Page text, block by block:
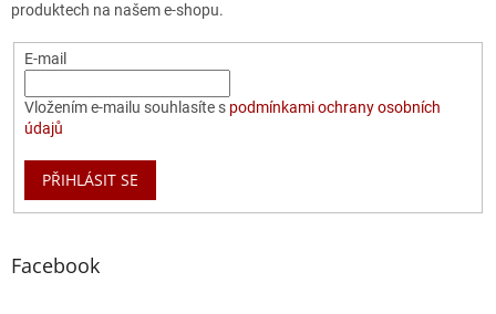
produktech na našem e-shopu.
E-mail
Vložením e-mailu souhlasíte s podmínkami ochrany osobních
údajů
PŘIHLÁSIT SE
Facebook